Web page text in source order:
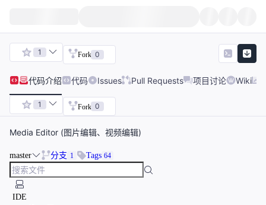
1 Fork 0
代码介绍 代码 Issues Pull Requests 项目讨论 Wiki
1 Fork 0
Media Editor (图片编辑、视频编辑)
master 分支 1 Tags 64
IDE